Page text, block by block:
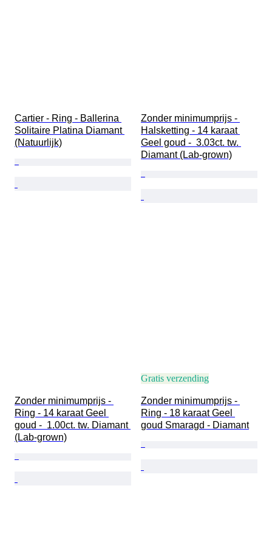
Cartier - Ring - Ballerina
Solitaire Platina Diamant
(Natuurlijk)
Zonder minimumprijs -
Halsketting - 14 karaat
Geel goud -  3.03ct. tw.
Diamant (Lab-grown)
Zonder minimumprijs -
Ring - 14 karaat Geel
goud -  1.00ct. tw. Diamant
(Lab-grown)
Gratis verzending
Zonder minimumprijs -
Ring - 18 karaat Geel
goud Smaragd - Diamant